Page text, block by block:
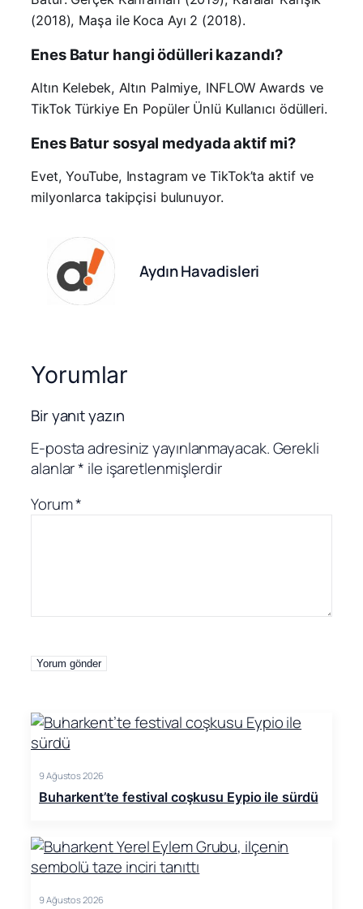
(2018), Maşa ile Koca Ayı 2 (2018).
Enes Batur hangi ödülleri kazandı?
Altın Kelebek, Altın Palmiye, INFLOW Awards ve
TikTok Türkiye En Popüler Ünlü Kullanıcı ödülleri.
Enes Batur sosyal medyada aktif mi?
Evet, YouTube, Instagram ve TikTok’ta aktif ve
milyonlarca takipçisi bulunuyor.
Aydın Havadisleri
Yorumlar
Bir yanıt yazın
E-posta adresiniz yayınlanmayacak.Gerekli
alanlar* ile işaretlenmişlerdir
Yorum*
9 Ağustos 2026
Buharkent’te festival coşkusu Eypio ile sürdü
9 Ağustos 2026